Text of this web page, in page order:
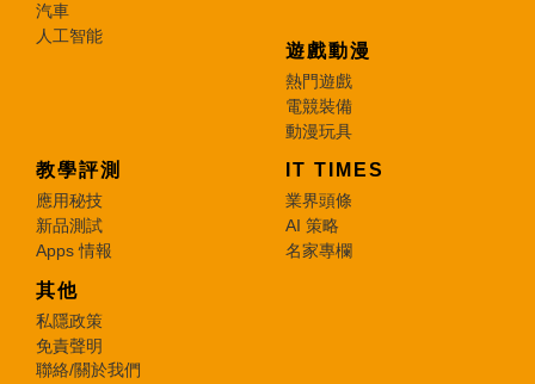
汽車
人工智能
遊戲動漫
熱門遊戲
電競裝備
動漫玩具
教學評測
應用秘技
新品測試
Apps 情報
IT TIMES
業界頭條
AI 策略
名家專欄
其他
私隱政策
免責聲明
聯絡/關於我們